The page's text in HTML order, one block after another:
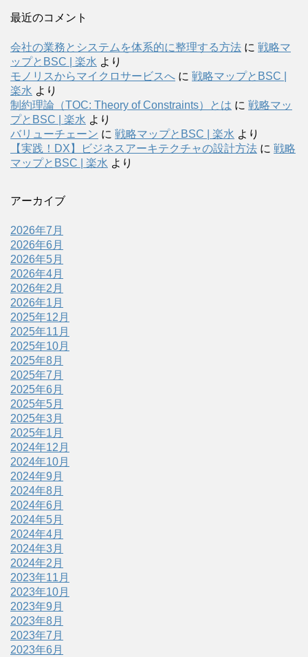
最近のコメント
会社の業務とシステムを体系的に整理する方法 に 戦略マ
ップとBSC | 楽水 より
モノリスからマイクロサービスへ に 戦略マップとBSC |
楽水 より
制約理論（TOC: Theory of Constraints）とは に 戦略マッ
プとBSC | 楽水 より
バリューチェーン に 戦略マップとBSC | 楽水 より
【実践！DX】ビジネスアーキテクチャの設計方法 に 戦略
マップとBSC | 楽水 より
アーカイブ
2026年7月
2026年6月
2026年5月
2026年4月
2026年2月
2026年1月
2025年12月
2025年11月
2025年10月
2025年8月
2025年7月
2025年6月
2025年5月
2025年3月
2025年1月
2024年12月
2024年10月
2024年9月
2024年8月
2024年6月
2024年5月
2024年4月
2024年3月
2024年2月
2023年11月
2023年10月
2023年9月
2023年8月
2023年7月
2023年6月